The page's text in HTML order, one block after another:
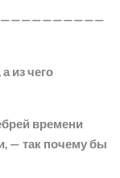
из чего
времени
— так почему бы